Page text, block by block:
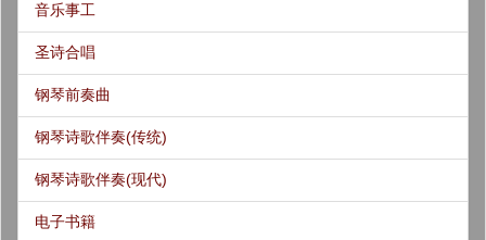
音乐事工
圣诗合唱
钢琴前奏曲
钢琴诗歌伴奏(传统)
钢琴诗歌伴奏(现代)
电子书籍